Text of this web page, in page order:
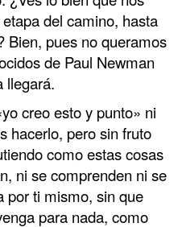
del camino, hasta
Bien, pues no queramos
de Paul Newman
llegará.
creo esto y punto» ni
hacerlo, pero sin fruto
como estas cosas
ni se comprenden ni se
por ti mismo, sin que
para nada, como